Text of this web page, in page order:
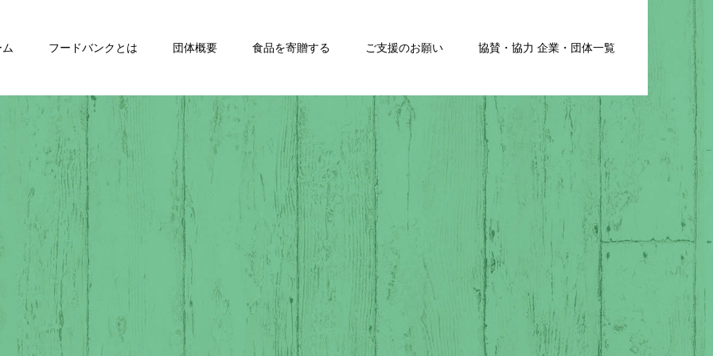
フードバンクとは 団体概要 食品を寄贈する ご支援のお願い 協賛・協力 企業・団体一覧